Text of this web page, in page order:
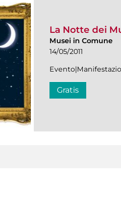
La Notte dei
Musei in Comune
14/05/2011
Gratis